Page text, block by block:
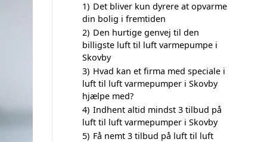
1) Det bliver kun dyrere at opvarme
din bolig i fremtiden
2) Den hurtige genvej til den
billigste luft til luft varmepumpe i
Skovby
3) Hvad kan et firma med speciale i
luft til luft varmepumper i Skovby
hjælpe med?
4) Indhent altid mindst 3 tilbud på
luft til luft varmepumper i Skovby
5) Få nemt 3 tilbud på luft til luft